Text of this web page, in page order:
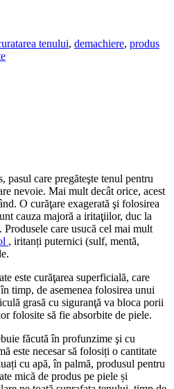
tenului, demachiere, produs
pasul care pregăteşte tenul pentru
nevoie. Mai mult decât orice, acest
O curăţare exagerată şi folosirea
cauza majoră a iritaţiilor, duc la
care usucă cel mai mult
, iritanți puternici (sulf, mentă,
este curăţarea superficială, care
timp, de asemenea folosirea unui
grasă cu siguranţă va bloca porii
folosite să fie absorbite de piele.
făcută în profunzime şi cu
este necesar să folosiți o cantitate
cu apă, în palmă, produsul pentru
mică de produs pe piele și